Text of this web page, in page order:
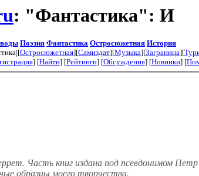
: "Фантастика": И
Поэзия Фантастика Остросюжетная История
Остросюжетная][Самиздат][Музыка][Заграница][
] [Найти] [Рейтинги] [Обсуждения] [Новинки] [
Часть книг издана под псевдонимом
образцы моего творчества.